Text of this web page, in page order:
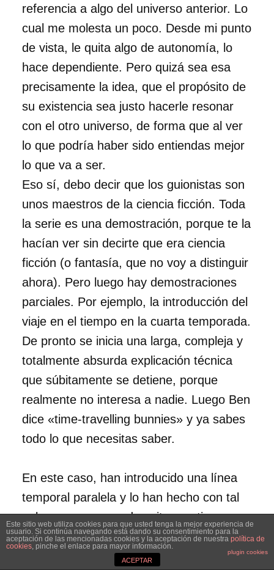
referencia a algo del universo anterior. Lo
cual me molesta un poco. Desde mi punto
de vista, le quita algo de autonomía, lo
hace dependiente. Pero quizá sea esa
precisamente la idea, que el propósito de
su existencia sea justo hacerle resonar
con el otro universo, de forma que al ver
lo que podría haber sido entiendas mejor
lo que va a ser.
Eso sí, debo decir que los guionistas son
unos maestros de la ciencia ficción. Toda
la serie es una demostración, porque te la
hacían ver sin decirte que era ciencia
ficción (o fantasía, que no voy a distinguir
ahora). Pero luego hay demostraciones
parciales. Por ejemplo, la introducción del
viaje en el tiempo en la cuarta temporada.
De pronto se inicia una larga, compleja y
totalmente absurda explicación técnica
que súbitamente se detiene, porque
realmente no interesa a nadie. Luego Ben
dice «time-travelling bunnies» y ya sabes
todo lo que necesitas saber.
En este caso, han introducido una línea
temporal paralela y lo han hecho con tal
aplomo que no puedo evitar sentir una
inmensa admiración. Le han puesto una
X, claro, para señalar sus conexiones con
Este sitio web utiliza cookies para que usted tenga la mejor experiencia de
usuario. Si continúa navegando está dando su consentimiento para la
aceptación de las mencionadas cookies y la aceptación de nuestra política de
cookies, pinche el enlace para mayor información.
plugin cookies
ACEPTAR